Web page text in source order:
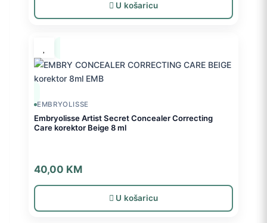
U košaricu
EMBRYOLISSE
Embryolisse Artist Secret Concealer Correcting
Care korektor Beige 8 ml
40,00 KM
U košaricu